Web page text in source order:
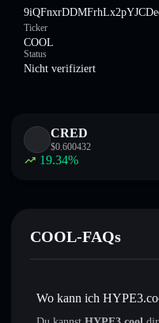
Ticker
COOL
Status
Nicht verifiziert
CRED
$0.600432
19.34%
COOL-FAQs
Wo kann ich